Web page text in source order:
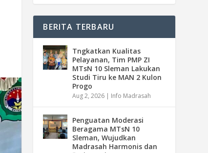
BERITA TERBARU
Tngkatkan Kualitas
Pelayanan, Tim PMP ZI
MTsN 10 Sleman Lakukan
Studi Tiru ke MAN 2 Kulon
Progo
Aug 2, 2026 | Info Madrasah
Penguatan Moderasi
Beragama MTsN 10
Sleman, Wujudkan
Madrasah Harmonis dan